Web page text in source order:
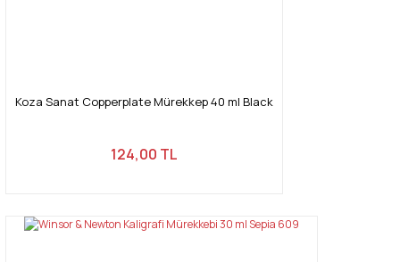
Koza Sanat Copperplate Mürekkep 40 ml Black
124,00 TL